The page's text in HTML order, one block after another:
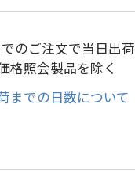
のご注文で当日出荷
格照会製品を除く
までの日数について